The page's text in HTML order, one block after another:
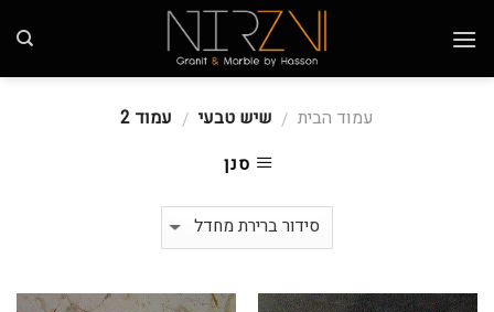
עמוד הבית / שיש טבעי / עמוד 2
סנן